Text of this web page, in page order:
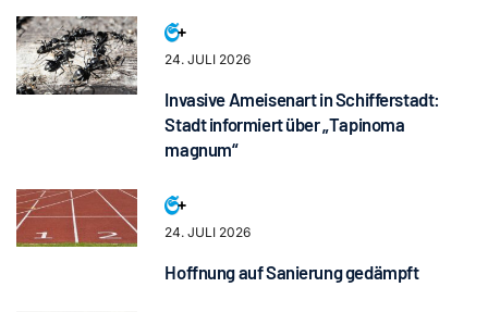
24. JULI 2026
Invasive Ameisenart in Schifferstadt:
Stadt informiert über „Tapinoma
magnum“
24. JULI 2026
Hoffnung auf Sanierung gedämpft